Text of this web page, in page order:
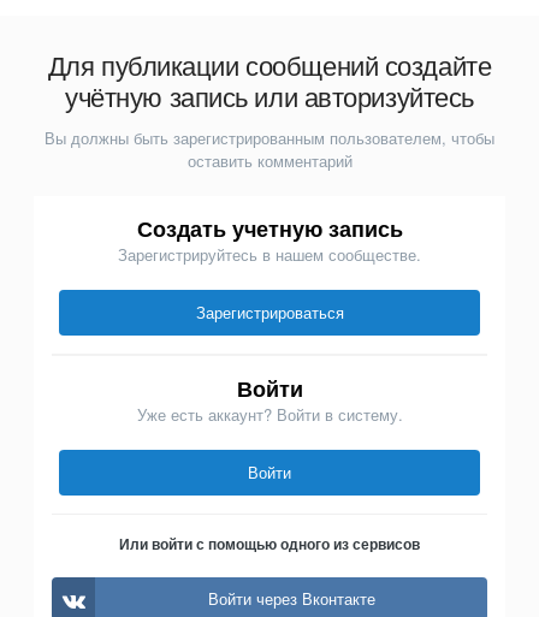
Для публикации сообщений создайте
учётную запись или авторизуйтесь
Вы должны быть зарегистрированным пользователем, чтобы
оставить комментарий
Создать учетную запись
Зарегистрируйтесь в нашем сообществе.
Зарегистрироваться
Войти
Уже есть аккаунт? Войти в систему.
Войти
Или войти с помощью одного из сервисов
Войти через Вконтакте